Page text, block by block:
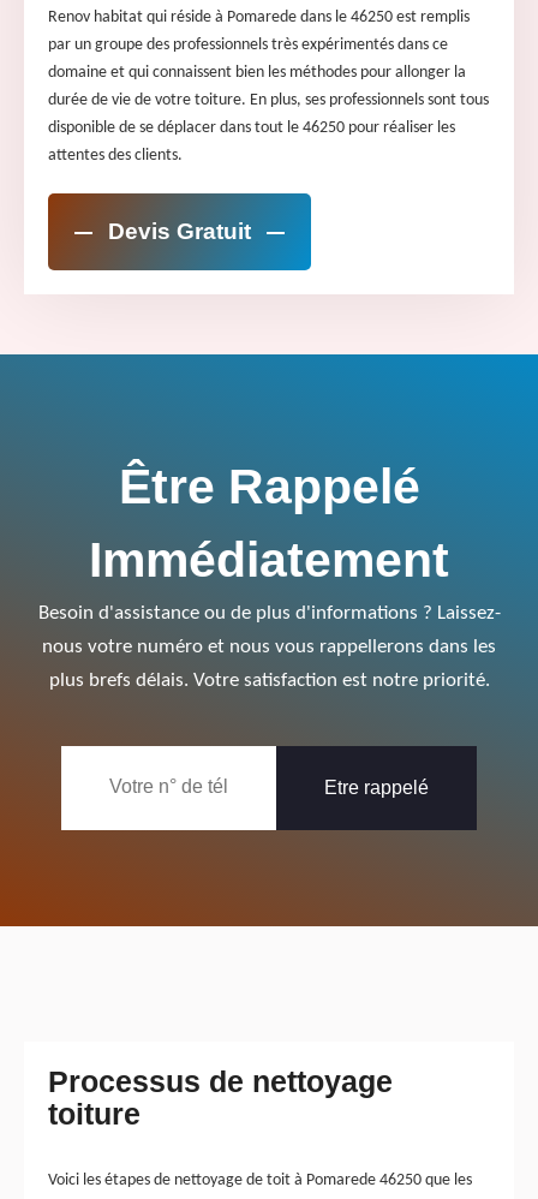
Renov habitat qui réside à Pomarede dans le 46250 est remplis
par un groupe des professionnels très expérimentés dans ce
domaine et qui connaissent bien les méthodes pour allonger la
durée de vie de votre toiture. En plus, ses professionnels sont tous
disponible de se déplacer dans tout le 46250 pour réaliser les
attentes des clients.
Devis Gratuit
Être Rappelé
Immédiatement
Besoin d'assistance ou de plus d'informations ? Laissez-
nous votre numéro et nous vous rappellerons dans les
plus brefs délais. Votre satisfaction est notre priorité.
Processus de nettoyage
toiture
Voici les étapes de nettoyage de toit à Pomarede 46250 que les